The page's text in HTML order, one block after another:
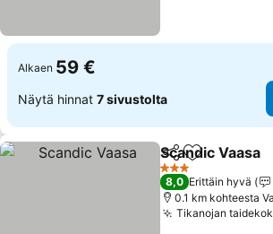
Alkaen 59 €
Näytä hinnat 7 sivustolta
Jaa Lisää
Scandic Vaasa
3 Tähtiluokitus
8,0 Erittäin hyvä
0.1 km kohteesta
Tikanojan